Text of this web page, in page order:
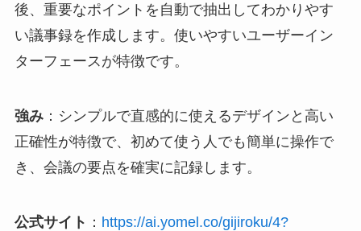
後、重要なポイントを自動で抽出してわかりやす
い議事録を作成します。使いやすいユーザーイン
ターフェースが特徴です。
強み：シンプルで直感的に使えるデザインと高い
正確性が特徴で、初めて使う人でも簡単に操作で
き、会議の要点を確実に記録します。
公式サイト ： https://ai.yomel.co/gijiroku/4?